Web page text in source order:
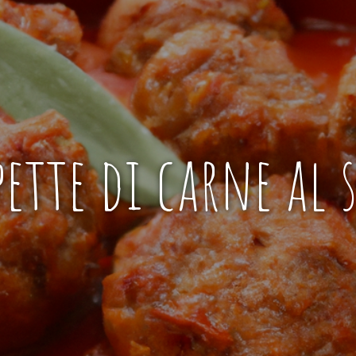
di carne al